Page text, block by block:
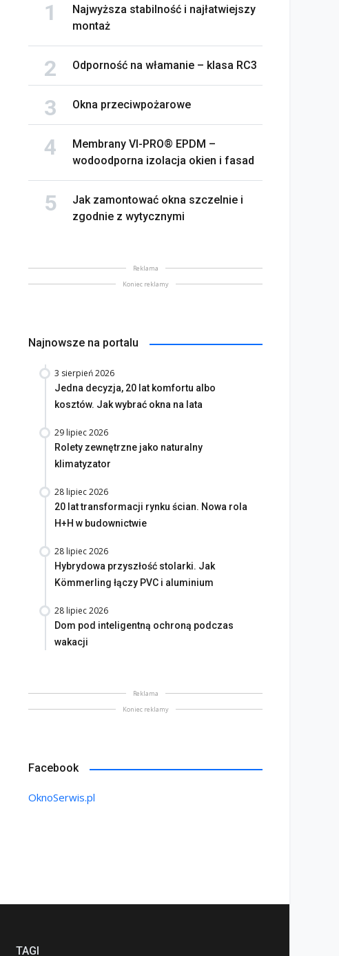
Najwyższa stabilność i najłatwiejszy
montaż
Odporność na włamanie – klasa RC3
Okna przeciwpożarowe
Membrany VI-PRO® EPDM –
wodoodporna izolacja okien i fasad
Jak zamontować okna szczelnie i
zgodnie z wytycznymi
Reklama
Koniec reklamy
Najnowsze na portalu
3 sierpień 2026
Jedna decyzja, 20 lat komfortu albo
kosztów. Jak wybrać okna na lata
29 lipiec 2026
Rolety zewnętrzne jako naturalny
klimatyzator
28 lipiec 2026
20 lat transformacji rynku ścian. Nowa rola
H+H w budownictwie
28 lipiec 2026
Hybrydowa przyszłość stolarki. Jak
Kömmerling łączy PVC i aluminium
28 lipiec 2026
Dom pod inteligentną ochroną podczas
wakacji
Reklama
Koniec reklamy
Facebook
OknoSerwis.pl
TAGI